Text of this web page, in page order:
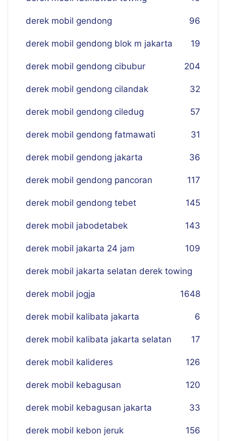
derek mobil gendong 96
derek mobil gendong blok m jakarta 19
derek mobil gendong cibubur 204
derek mobil gendong cilandak 32
derek mobil gendong ciledug 57
derek mobil gendong fatmawati 31
derek mobil gendong jakarta 36
derek mobil gendong pancoran 117
derek mobil gendong tebet 145
derek mobil jabodetabek 143
derek mobil jakarta 24 jam 109
derek mobil jakarta selatan derek towing
48
derek mobil jogja 16
derek mobil kalibata jakarta 6
derek mobil kalibata jakarta selatan 17
derek mobil kalideres 126
derek mobil kebagusan 120
derek mobil kebagusan jakarta 33
derek mobil kebon jeruk 156